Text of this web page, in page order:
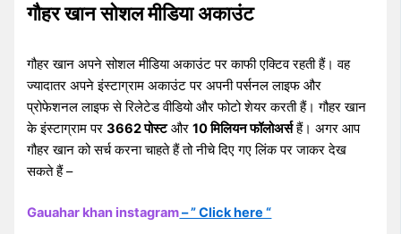
गौहर खान सोशल मीडिया अकाउंट
गौहर खान अपने सोशल मीडिया अकाउंट पर काफी एक्टिव रहती हैं। वह
ज्यादातर अपने इंस्टाग्राम अकाउंट पर अपनी पर्सनल लाइफ और
प्रोफेशनल लाइफ से रिलेटेड वीडियो और फोटो शेयर करती हैं। गौहर खान
के इंस्टाग्राम पर3662 पोस्टऔर10 मिलियन फॉलोअर्सहैं। अगर आप
गौहर खान को सर्च करना चाहते हैं तो नीचे दिए गए लिंक पर जाकर देख
सकते हैं –
Gauahar khan instagram– ” Click here “